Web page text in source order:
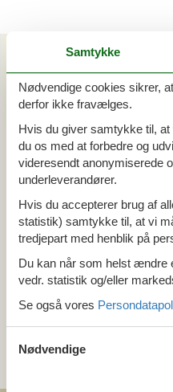
Artikeltyper
Alle
Din Cofman ferie
Område
Alle
Holland
Tema
Alle
Hund
Kategori
Samtykke
Nødvendige cookies sikrer,
derfor ikke fravælges.
Hvis du giver samtykke til,
du os med at forbedre og
videresendt anonymiserede
underleverandører.
Hvis du accepterer brug af
statistik) samtykke til, at vi
tredjepart med henblik på
Du kan når som helst ændre
vedr. statistik og/eller
Se også vores
Nødvendige